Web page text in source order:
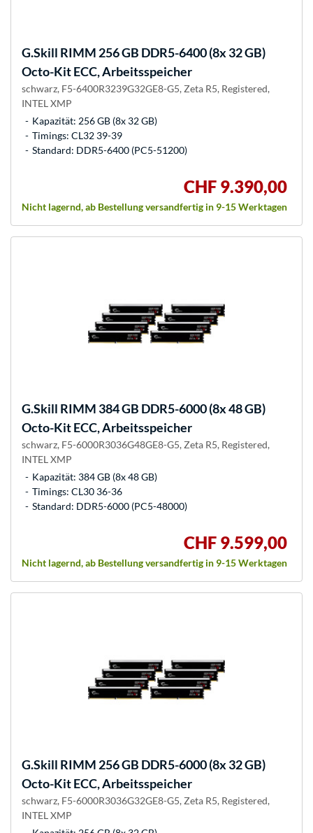
G.Skill RIMM 256 GB DDR5-6400 (8x 32 GB)
Octo-Kit ECC, Arbeitsspeicher
schwarz, F5-6400R3239G32GE8-G5, Zeta R5, Registered,
INTEL XMP
Kapazität: 256 GB (8x 32 GB)
Timings: CL32 39-39
Standard: DDR5-6400 (PC5-51200)
CHF 9.390,00
Nicht lagernd, ab Bestellung versandfertig in 9-15 Werktagen
G.Skill RIMM 384 GB DDR5-6000 (8x 48 GB)
Octo-Kit ECC, Arbeitsspeicher
schwarz, F5-6000R3036G48GE8-G5, Zeta R5, Registered,
INTEL XMP
Kapazität: 384 GB (8x 48 GB)
Timings: CL30 36-36
Standard: DDR5-6000 (PC5-48000)
CHF 9.599,00
Nicht lagernd, ab Bestellung versandfertig in 9-15 Werktagen
G.Skill RIMM 256 GB DDR5-6000 (8x 32 GB)
Octo-Kit ECC, Arbeitsspeicher
schwarz, F5-6000R3036G32GE8-G5, Zeta R5, Registered,
INTEL XMP